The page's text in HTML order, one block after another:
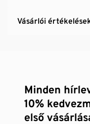
Vásárlói
Minden
10%
első